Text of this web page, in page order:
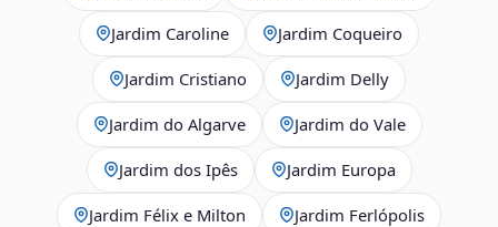
Jardim Caroline Jardim Coqueiro
Jardim Cristiano Jardim Delly
Jardim do Algarve Jardim do Vale
Jardim dos Ipês Jardim Europa
Jardim Félix e Milton Jardim Ferlópolis